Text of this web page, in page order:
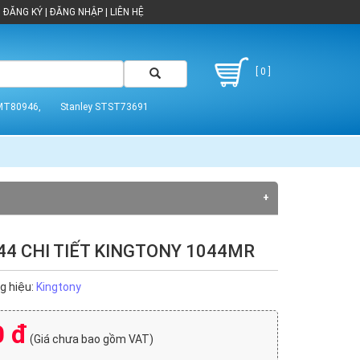
ĐĂNG KÝ ĐĂNG NHẬP LIÊN HỆ
Stanley STST73691
[ 0 ]
CHI TIẾT KINGTONY 1044MR
hiệu: Kingtony
đ (Giá chưa bao gồm VAT)